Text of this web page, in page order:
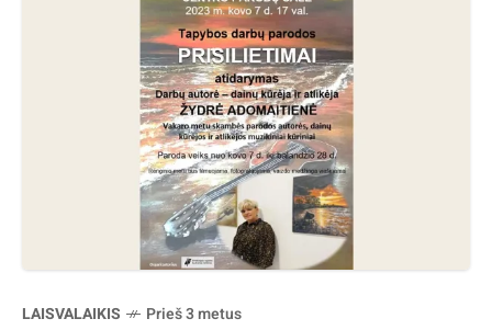
LAISVALAIKIS Prieš 3 metus